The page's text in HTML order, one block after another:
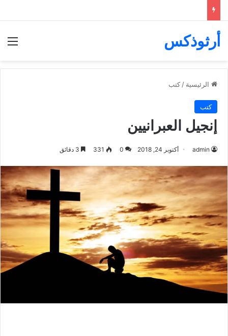
أرثوذكس
الرئيسية / كتب
كتب
إنجيل العبرانيين
admin أكتوبر 24, 2018 0
331